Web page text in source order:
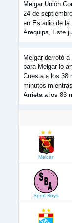
Melgar Unión
24 de
en Estadio de la
Arequipa, Este
Melgar derrotó
para Melgar lo
Cuesta a los 38
minutos
Arrieta a los 83
Melgar
Sport Boys